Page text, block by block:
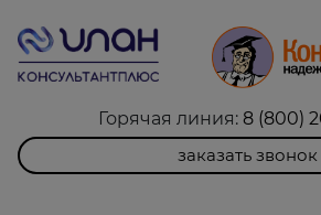
Горячая линия: 8 (800)
заказать звонок